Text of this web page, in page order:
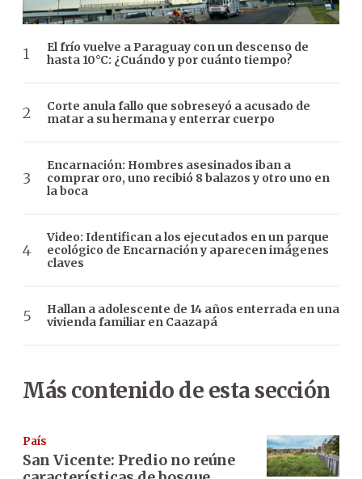
El frío vuelve a Paraguay con un descenso de
hasta 10°C: ¿Cuándo y por cuánto tiempo?
Corte anula fallo que sobreseyó a acusado de
matar a su hermana y enterrar cuerpo
Encarnación: Hombres asesinados iban a
comprar oro, uno recibió 8 balazos y otro uno en
la boca
Video: Identifican a los ejecutados en un parque
ecológico de Encarnación y aparecen imágenes
claves
Hallan a adolescente de 14 años enterrada en una
vivienda familiar en Caazapá
Más contenido de esta sección
País
San Vicente: Predio no reúne